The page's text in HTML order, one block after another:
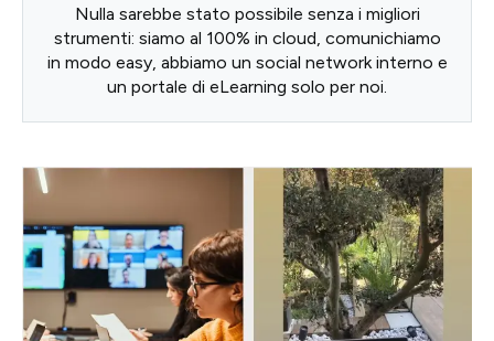
Nulla sarebbe stato possibile senza i migliori
strumenti: siamo al 100% in cloud, comunichiamo
in modo easy, abbiamo un social network interno e
un portale di eLearning solo per noi.